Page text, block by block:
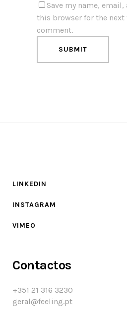
Save my name,
this browser for the next
comment.
LINKEDIN
INSTAGRAM
VIMEO
Contactos
+351 21 316 3230
geral@feeling.pt